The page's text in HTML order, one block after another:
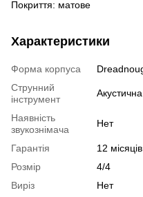
Покриття: матове
Характеристики
Форма корпуса
Струнний
інструмент
Акустична
Наявність
звукознімача
Нет
Гарантія
12
Розмір
4/4
Виріз
Нет